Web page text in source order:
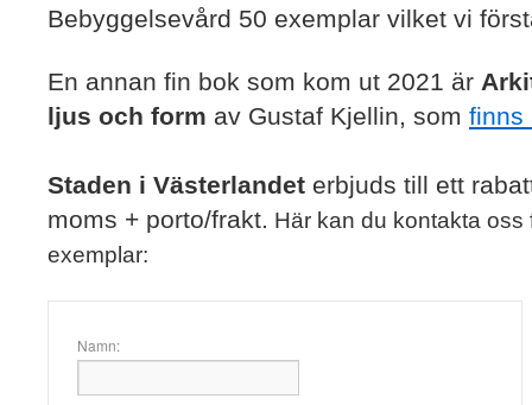
Bebyggelsevård 50 exemplar vilket vi
En annan fin bok som kom ut 2021 är
ljus och form av Gustaf Kjellin, som finns
Staden i Västerlandet erbjuds till ett
moms + porto/frakt. Här kan du kontakta oss
exemplar:
Namn: